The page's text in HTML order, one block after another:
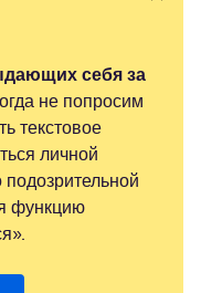
себя за
не попросим
текстовое
личной
функцию